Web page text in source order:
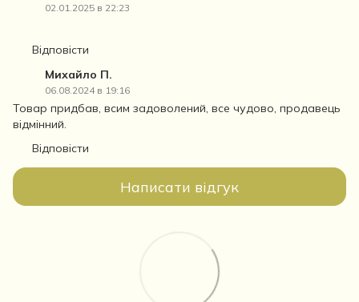
02.01.2025 в 22:23
Відповісти
Михайло П.
06.08.2024 в 19:16
Товар придбав, всим задоволений, все чудово, продавець
відмінний.
Відповісти
Написати відгук